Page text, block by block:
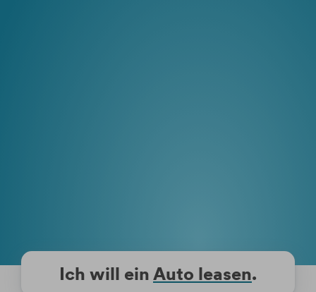
Ich will ein Auto leasen.